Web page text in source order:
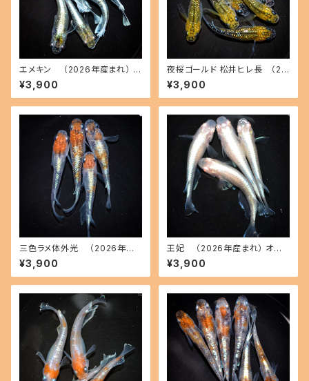
エメキン （2026年産まれ） オ
ス3 メス3(現物出品) ikahoff
C-0707-51200-a
¥3,900
夜桜ゴールド 松井ヒレ長 （20
26年産まれ） オス3 メス3(現物
出品) ikahoff C-0728-5146
2-a
¥3,900
三色ラメ体外光 （2026年産
まれ） オス2 メス2(現物出品) ik
ahoff D-0630-51108-a
¥3,900
王妃 （2026年産まれ） オス2
メス2(現物出品) ikahoff C-0
721-51382-a
¥3,900